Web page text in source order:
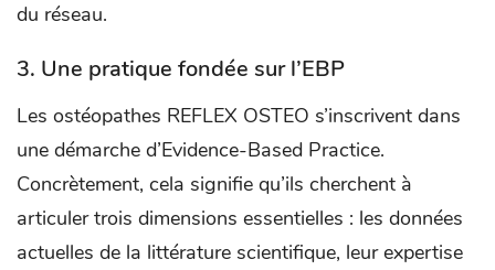
du réseau.
3. Une pratique fondée sur l’EBP
Les ostéopathes REFLEX OSTEO s’inscrivent dans
une démarche d’Evidence-Based Practice.
Concrètement, cela signifie qu’ils cherchent à
articuler trois dimensions essentielles : les données
actuelles de la littérature scientifique, leur expertise